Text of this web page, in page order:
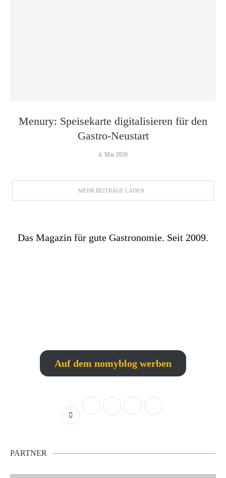
Menury: Speisekarte digitalisieren für den
Gastro-Neustart
4. Mai 2020
MEHR BEITRÄGE LADEN
Das Magazin für gute Gastronomie. Seit 2009.
Auf dem nomyblog werben
PARTNER